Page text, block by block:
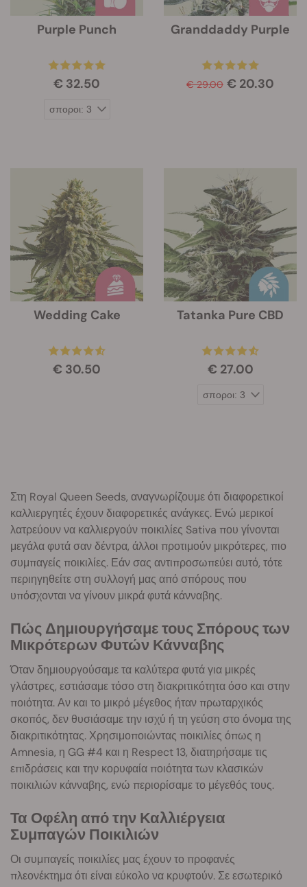
Purple Punch
€ 32.50
Granddaddy Purple
€ 29.00 € 20.30
Wedding Cake
€ 30.50
Tatanka Pure CBD
€ 27.00
Στη Royal Queen Seeds, αναγνωρίζουμε ότι διαφορετικοί
καλλιεργητές έχουν διαφορετικές ανάγκες. Ενώ μερικοί
λατρεύουν να καλλιεργούν ποικιλίες Sativa που γίνονται
μεγάλα φυτά σαν δέντρα, άλλοι προτιμούν μικρότερες, πιο
συμπαγείς ποικιλίες. Εάν σας αντιπροσωπεύει αυτό, τότε
περιηγηθείτε στη συλλογή μας από σπόρους που
υπόσχονται να γίνουν μικρά φυτά κάνναβης.
Πώς Δημιουργήσαμε τους Σπόρους των
Μικρότερων Φυτών Κάνναβης
Όταν δημιουργούσαμε τα καλύτερα φυτά για μικρές
γλάστρες, εστιάσαμε τόσο στη διακριτικότητα όσο και στην
ποιότητα. Αν και το μικρό μέγεθος ήταν πρωταρχικός
σκοπός, δεν θυσιάσαμε την ισχύ ή τη γεύση στο όνομα της
διακριτικότητας. Χρησιμοποιώντας ποικιλίες όπως η
Amnesia, η GG #4 και η Respect 13, διατηρήσαμε τις
επιδράσεις και την κορυφαία ποιότητα των κλασικών
ποικιλιών κάνναβης, ενώ περιορίσαμε το μέγεθός τους.
Τα Οφέλη από την Καλλιέργεια
Συμπαγών Ποικιλιών
Οι συμπαγείς ποικιλίες μας έχουν το προφανές
πλεονέκτημα ότι είναι εύκολο να κρυφτούν. Σε εσωτερικό